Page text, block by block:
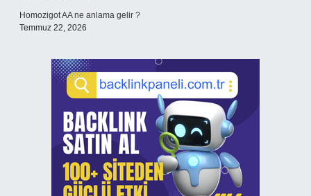
Homozigot AA ne anlama gelir ?
Temmuz 22, 2026